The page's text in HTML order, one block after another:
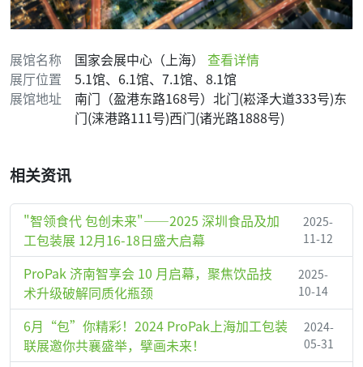
展馆名称 国家会展中心（上海） 查看详情
展厅位置
5.1馆、6.1馆、7.1馆、8.1馆
展馆地址
南门（盈港东路168号）北门(崧泽大道333号)东
门(涞港路111号)西门(诸光路1888号)
相关资讯
"智领食代 包创未来"——2025 深圳食品及加
工包装展 12月16-18日盛大启幕
2025-
11-12
ProPak 济南智享会 10 月启幕，聚焦饮品技
术升级破解同质化瓶颈
2025-
10-14
6月“包”你精彩！2024 ProPak上海加工包装
联展邀你共襄盛举，擘画未来！
2024-
05-31